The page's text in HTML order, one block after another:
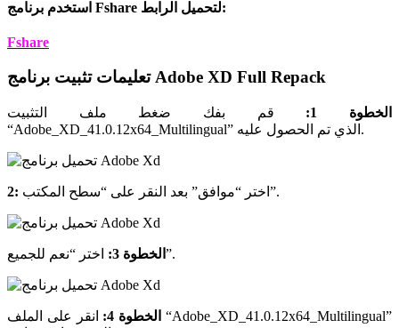
استخدم برنامج Fshare لتحميل الرابط:
Fshare
تعليمات تثبيت برنامج Adobe XD Full Repack
الخطوة 1:
قم بفك ضغط ملف التثبيت
“Adobe_XD_41.0.12x64_Multilingual” الذي تم الحصول عليه.
2: اختر “موافق” بعد النقر على “سطح المكتب”.
الخطوة 3: اختر “نعم للجميع”.
الخطوة 4:
انقر على الملف “Adobe_XD_41.0.12x64_Multilingual”